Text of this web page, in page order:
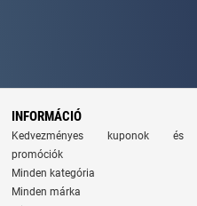
INFORMÁCIÓ
Kedvezményes kuponok és
promóciók
Minden kategória
Minden márka